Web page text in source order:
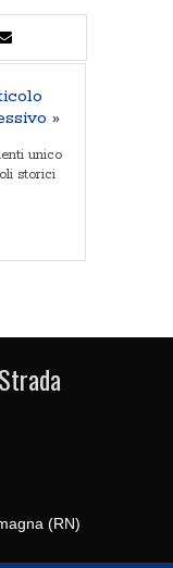
»
unico
storici
(RN)